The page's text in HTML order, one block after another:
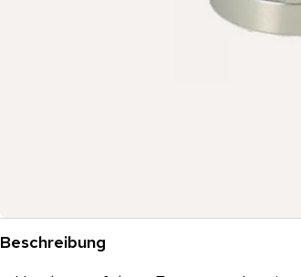
Beschreibung